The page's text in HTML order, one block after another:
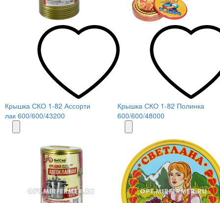
Крышка СКО 1-82 Ассорти
лак 600/600/43200
Крышка СКО 1-82 Полинка
600/600/48000